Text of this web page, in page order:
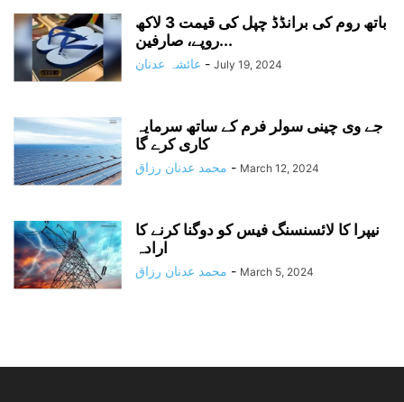
باتھ روم کی برانڈڈ چپل کی قیمت 3 لاکھ
روپے، صارفین...
عائشہ عدنان - July 19, 2024
جے وی چینی سولر فرم کے ساتھ سرمایہ
کاری کرے گا
محمد عدنان رزاق - March 12, 2024
نیپرا کا لائسنسنگ فیس کو دوگنا کرنے کا
ارادہ
محمد عدنان رزاق - March 5, 2024